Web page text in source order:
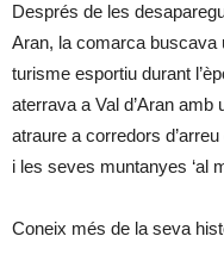
Després de les
Aran, la comarca buscava
turisme esportiu durant
aterrava a Val d’Aran
atraure a corredors
i les seves muntanyes ‘al
Coneix més de la seva